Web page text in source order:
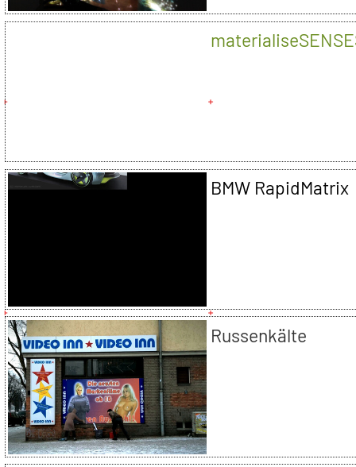
BMW RapidMatrix
Russenkälte